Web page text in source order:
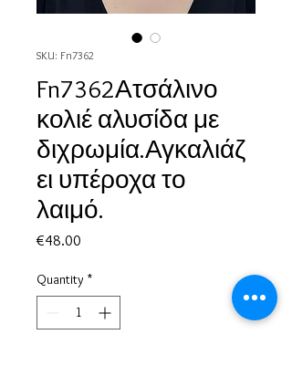
SKU: Fn7362
Fn7362Ατσάλινο
κολιέ αλυσίδα με
διχρωμία.Αγκαλιάζ
ει υπέροχα το
λαιμό.
€48.00
Quantity *